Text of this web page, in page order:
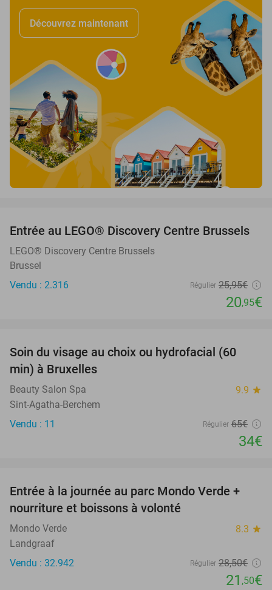
Découvrez maintenant
19%
Entrée au LEGO® Discovery Centre Brussels
LEGO® Discovery Centre Brussels
Brussel
Vendu : 2.316
Régulier 25,95€
20,95€
48%
Soin du visage au choix ou hydrofacial (60
min) à Bruxelles
Beauty Salon Spa 9.9 star
Sint-Agatha-Berchem
Vendu : 11
Régulier 65€
34€
25%
Entrée à la journée au parc Mondo Verde +
nourriture et boissons à volonté
Mondo Verde 8.3 star
Landgraaf
Vendu : 32.942
Régulier 28,50€
21 ,50€